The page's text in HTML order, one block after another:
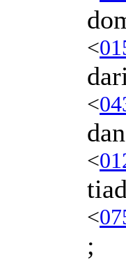
<
<
<
<
;